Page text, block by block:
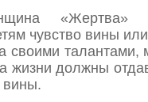
«Жертва»
чувство вины
своими талантами,
жизни должны
вины.